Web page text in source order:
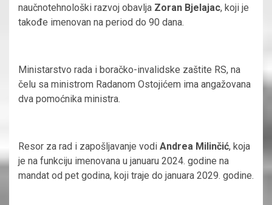
naučnotehnološki razvoj obavlja Zoran Bjelajac, koji je
takođe imenovan na period do 90 dana.
Ministarstvo rada i boračko-invalidske zaštite RS, na
čelu sa ministrom Radanom Ostojićem ima angažovana
dva pomoćnika ministra.
Resor za rad i zapošljavanje vodi Andrea Milinčić, koja
je na funkciju imenovana u januaru 2024. godine na
mandat od pet godina, koji traje do januara 2029. godine.